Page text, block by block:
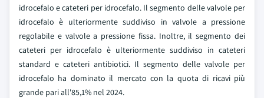
idrocefalo e cateteri per idrocefalo. Il segmento delle valvole per
idrocefalo è ulteriormente suddiviso in valvole a pressione
regolabile e valvole a pressione fissa. Inoltre, il segmento dei
cateteri per idrocefalo è ulteriormente suddiviso in cateteri
standard e cateteri antibiotici. Il segmento delle valvole per
idrocefalo ha dominato il mercato con la quota di ricavi più
grande pari all'85,1% nel 2024.